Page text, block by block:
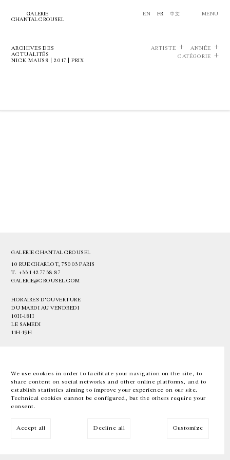
We use cookies in order to facilitate your navigation on the site, to
share content on social networks and other online platforms, and to
establish statistics aiming to improve your experience on our site.
Technical cookies cannot be configured, but the others require your
consent.
Accept all Decline all Customize
GALERIE
CHANTAL CROUSEL
EN FR 中文 MENU
ARCHIVES DES
ACTUALITÉS
NICK MAUSS | 2017 | PRIX
ARTISTE
ANNÉE
CATÉGORIE
GALERIE CHANTAL CROUSEL
10 RUE CHARLOT, 75003 PARIS
T. +33 1 42 77 38 87
GALERIE@CROUSEL.COM
HORAIRES D'OUVERTURE
DU MARDI AU VENDREDI
10H-18H
LE SAMEDI
11H-19H
EN FR 中文 Facebook Instagram
Inscrivez-vous à notre newsletter